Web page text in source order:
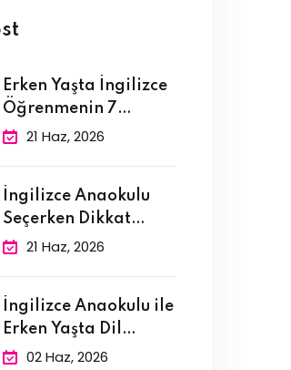
Erken Yaşta İngilizce
Öğrenmenin 7
Bilimsel Faydası
21 Haz, 2026
İngilizce Anaokulu
Seçerken Dikkat
Edilmesi Gereken 10
21 Haz, 2026
İngilizce Anaokulu ile
Erken Yaşta Dil
Edinimi:
02 Haz, 2026